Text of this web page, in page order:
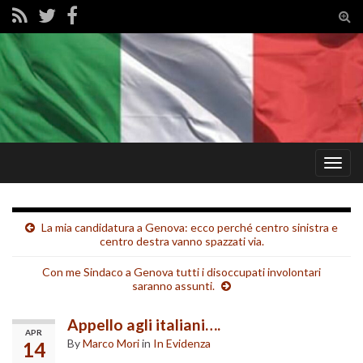
La mia candidatura a Genova: ecco perché centro sinistra e
centro destra vanno spazzati via.
Con me Sindaco a Genova tutti i disoccupati involontari
saranno assunti.
APR
14
Appello agli italiani….
ByMarco Moriin In Evidenza